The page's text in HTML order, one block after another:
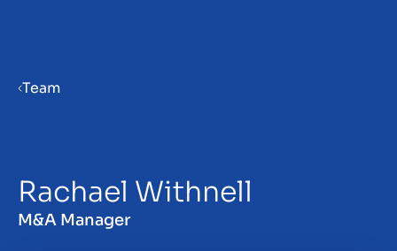
Bedrijf verkopen
Team
Rachael Withnell
M&A Manager